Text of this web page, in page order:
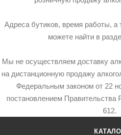
Адреса бутиков, время работы,
можете найти в
Мы не осуществляем доставку
на дистанционную продажу
Федеральным законом от 22
постановлением Правительства
612.